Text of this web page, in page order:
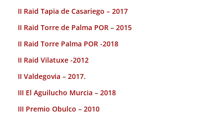
II Raid Tapia de Casariego – 2017
II Raid Torre de Palma POR – 2015
II Raid Torre Palma POR -2018
II Raid Vilatuxe -2012
II Valdegovia – 2017.
III El Aguilucho Murcia – 2018
III Premio Obulco – 2010